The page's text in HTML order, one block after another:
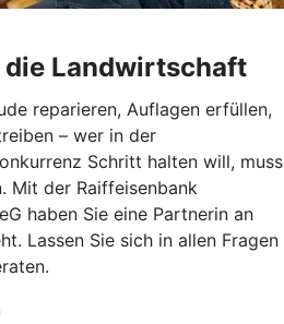
Landwirtschaft
reparieren, Auflagen erfüllen,
– wer in der
Schritt halten will, muss
Mit der Raiffeisenbank
haben Sie eine Partnerin an
Lassen Sie sich in allen Fragen